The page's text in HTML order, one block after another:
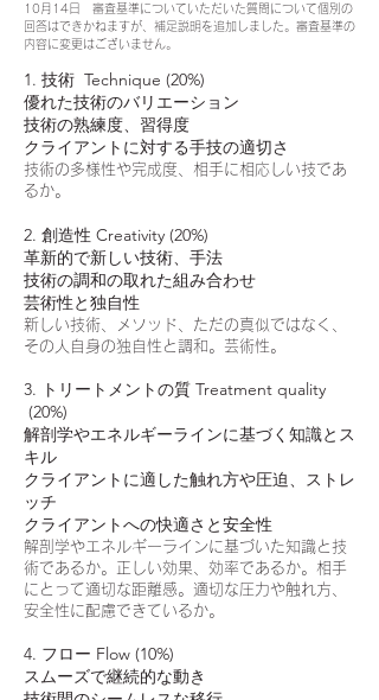
10月14日 審査基準についていただいた質問について個別の
回答はできかねますが、補足説明を追加しました。審査基準の
内容に変更はございません。
1. 技術 Technique (20%)
優れた技術のバリエーション
技術の熟練度、習得度
クライアントに対する手技の適切さ
技術の多様性や完成度、相手に相応しい技であ
るか。
2. 創造性 Creativity (20%)
革新的で新しい技術、手法
技術の調和の取れた組み合わせ
芸術性と独自性
新しい技術、メソッド、ただの真似ではなく、
その人自身の独自性と調和。芸術性。
3. トリートメントの質 Treatment quality
(20%)
解剖学やエネルギーラインに基づく知識とス
キル
クライアントに適した触れ方や圧迫、ストレ
ッチ
クライアントへの快適さと安全性
解剖学やエネルギーラインに基づいた知識と技
術であるか。正しい効果、効率であるか。相手
にとって適切な距離感。適切な圧力や触れ方、
安全性に配慮できているか。
4. フロー Flow (10%)
スムーズで継続的な動き